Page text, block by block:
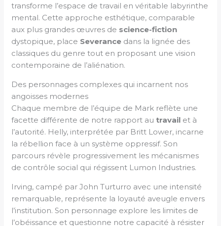
transforme l’espace de travail en véritable labyrinthe
mental. Cette approche esthétique, comparable
aux plus grandes œuvres de science-fiction
dystopique, place Severance dans la lignée des
classiques du genre tout en proposant une vision
contemporaine de l’aliénation.
Des personnages complexes qui incarnent nos
angoisses modernes
Chaque membre de l’équipe de Mark reflète une
facette différente de notre rapport autravail et à
l’autorité. Helly, interprétée par Britt Lower, incarne
la rébellion face à un système oppressif. Son
parcours révèle progressivement les mécanismes
de contrôle social qui régissent Lumon Industries.
Irving, campé par John Turturro avec une intensité
remarquable, représente la loyauté aveugle envers
l’institution. Son personnage explore les limites de
l’obéissance et questionne notre capacité à résister